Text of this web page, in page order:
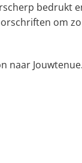
bedrukt
om
naar